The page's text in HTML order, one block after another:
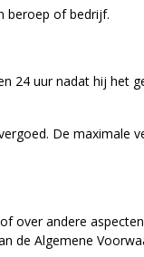
beroep of bedrijf.
24 uur nadat hij het
De maximale
andere
de Algemene